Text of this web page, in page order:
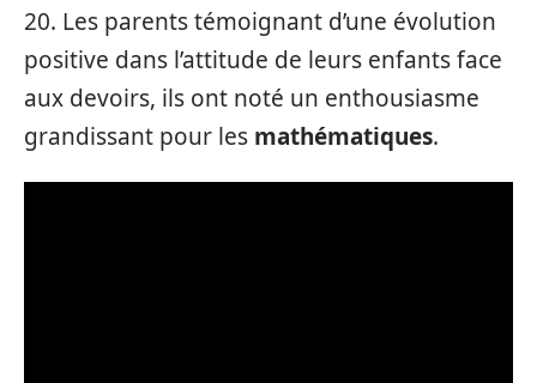
20. Les parents témoignant d’une évolution
positive dans l’attitude de leurs enfants face
aux devoirs, ils ont noté un enthousiasme
grandissant pour les mathématiques.